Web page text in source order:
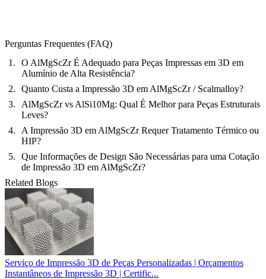
Perguntas Frequentes (FAQ)
O AlMgScZr É Adequado para Peças Impressas em 3D em
Alumínio de Alta Resistência?
Quanto Custa a Impressão 3D em AlMgScZr / Scalmalloy?
AlMgScZr vs AlSi10Mg: Qual É Melhor para Peças Estruturais
Leves?
A Impressão 3D em AlMgScZr Requer Tratamento Térmico ou
HIP?
Que Informações de Design São Necessárias para uma Cotação
de Impressão 3D em AlMgScZr?
Related Blogs
Serviço de Impressão 3D de Peças Personalizadas | Orçamentos
Instantâneos de Impressão 3D | Certific...